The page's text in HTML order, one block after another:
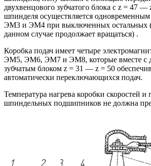
двухвенцового зубчатого блока с z = 47
шпинделя осуществляется
ЭМ3 и ЭМ4 при выключенных остальных
данном случае продолжает вращаться) .
Коробка подач имеет четыре
ЭМ5, ЭМ6, ЭМ7 и ЭМ8, которые вместе с
зубчатым блоком z = 31 — z = 50
автоматически переключающихся подач.
Температура нагрева коробки скоростей и
шпиндельных подшипников не должна